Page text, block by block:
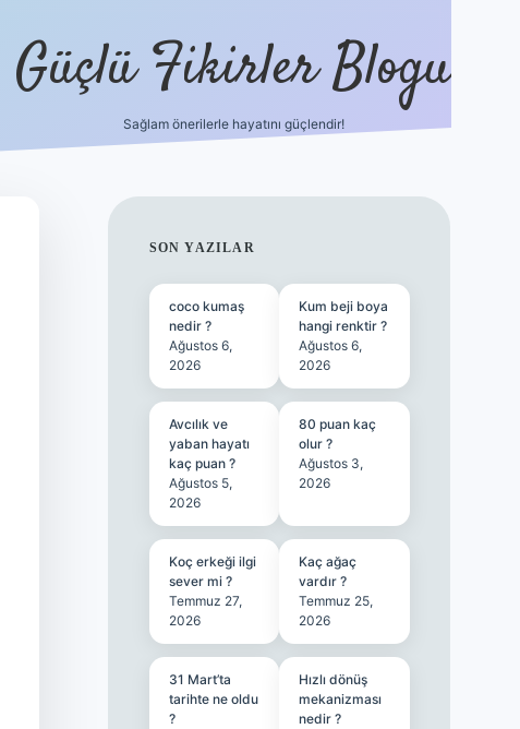
Güçlü Fikirler Blogu
Sağlam önerilerle hayatını güçlendir!
SIDEBAR
SON YAZILAR
coco kumaş
nedir ?
Ağustos 6,
2026
Kum beji boya
hangi renktir ?
Ağustos 6,
2026
Avcılık ve
yaban hayatı
kaç puan ?
Ağustos 5,
2026
80 puan kaç
olur ?
Ağustos 3,
2026
Koç erkeği ilgi
sever mi ?
Temmuz 27,
2026
Kaç ağaç
vardır ?
Temmuz 25,
2026
31 Mart’ta
tarihte ne oldu
?
Hızlı dönüş
mekanizması
nedir ?
ilbet bahis sitesi